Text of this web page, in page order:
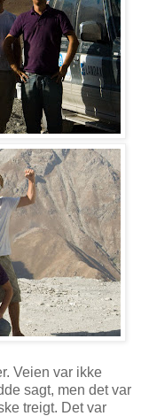
Veien var ikke
sagt, men det var
treigt. Det var